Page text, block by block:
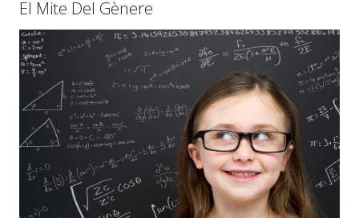
El Mite Del Gènere